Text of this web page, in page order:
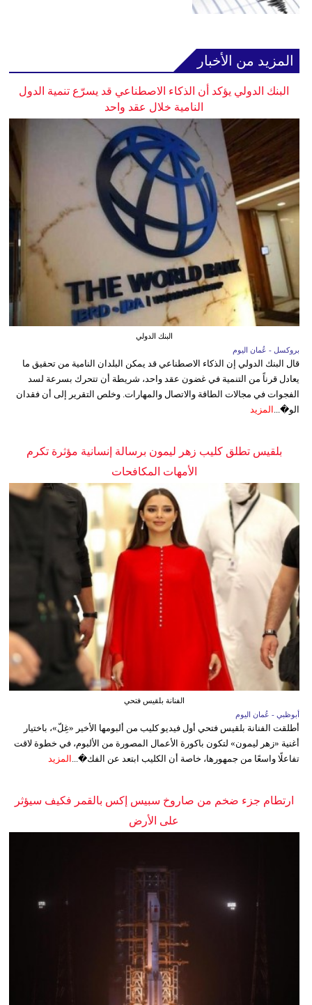
المزيد من الأخبار
البنك الدولي يؤكد أن الذكاء الاصطناعي قد يسرّع تنمية الدول
النامية خلال عقد واحد
البنك الدولي
بروكسل - عُمان اليوم
قال البنك الدولي إن الذكاء الاصطناعي قد يمكن البلدان النامية من تحقيق ما
يعادل قرناً من التنمية في غضون عقد واحد، شريطة أن تتحرك بسرعة لسد
الفجوات في مجالات الطاقة والاتصال والمهارات. وخلص التقرير إلى أن فقدان
الو�...
المزيد
بلقيس تطلق كليب زهر ليمون برسالة إنسانية مؤثرة تكرم
الأمهات المكافحات
الفنانة بلقيس فتحي
أبوظبي - عُمان اليوم
أطلقت الفنانة بلقيس فتحي أول فيديو كليب من ألبومها الأخير «غِلّ»، باختيار
أغنية «زهر ليمون» لتكون باكورة الأعمال المصورة من الألبوم، في خطوة لاقت
تفاعلًا واسعًا من جمهورها، خاصة أن الكليب ابتعد عن الفك�... المزيد
ارتطام جزء ضخم من صاروخ سبيس إكس بالقمر فكيف سيؤثر
على الأرض